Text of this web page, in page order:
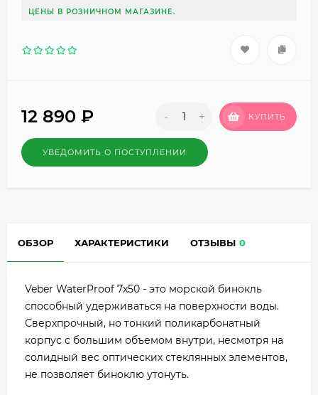
ЦЕНЫ В РОЗНИЧНОМ МАГАЗИНЕ.
12 890 ₽ - + КУПИТЬ
УВЕДОМИТЬ О ПОСТУПЛЕНИИ
ОБЗОР ХАРАКТЕРИСТИКИ ОТЗЫВЫ 0
Veber WaterProof 7x50 - это морской бинокль
способный удерживаться на поверхности воды.
Сверхпрочный, но тонкий поликарбонатный
корпус с большим объемом внутри, несмотря на
солидный вес оптических стеклянных элементов,
не позволяет биноклю утонуть.